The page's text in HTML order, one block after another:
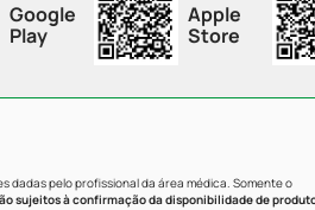
Google
Play
Apple
Store
dadas pelo profissional da área médica. Somente o
sujeitos à confirmação da disponibilidade de